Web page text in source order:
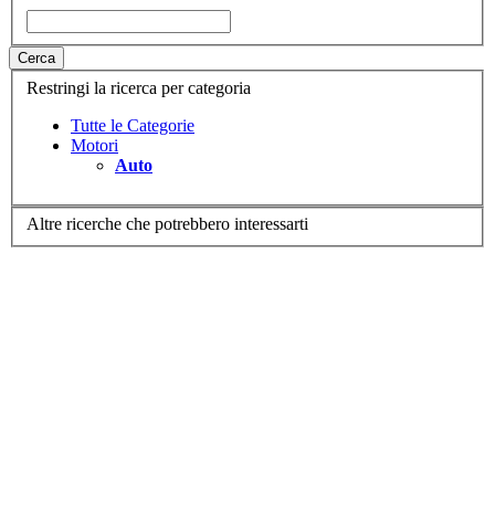
Cerca
Restringi la ricerca per categoria
Tutte le Categorie
Motori
Auto
Altre ricerche che potrebbero interessarti